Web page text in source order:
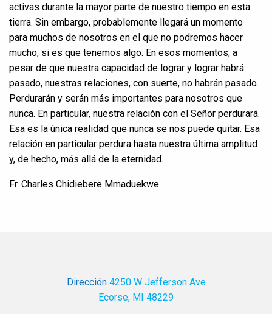
activas durante la mayor parte de nuestro tiempo en esta
tierra. Sin embargo, probablemente llegará un momento
para muchos de nosotros en el que no podremos hacer
mucho, si es que tenemos algo. En esos momentos, a
pesar de que nuestra capacidad de lograr y lograr habrá
pasado, nuestras relaciones, con suerte, no habrán pasado.
Perdurarán y serán más importantes para nosotros que
nunca. En particular, nuestra relación con el Señor perdurará.
Esa es la única realidad que nunca se nos puede quitar. Esa
relación en particular perdura hasta nuestra última amplitud
y, de hecho, más allá de la eternidad.
Fr. Charles Chidiebere Mmaduekwe
Dirección 4250 W Jefferson Ave
Ecorse, MI 48229